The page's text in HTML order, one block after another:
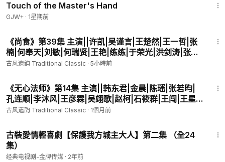
【剧情】
月牙（金晨 饰），两人为了求生，搭伴去小军阀顾大人（王彦霖
饰）家中捉鬼，结果不慎触动机关，放出了封印百年的妖人岳绮
罗（陈瑶 饰）。岳绮罗深爱无心，双方展开了残酷的争斗与追
逐，最后岳绮罗设计害死了无心所爱的月牙，无心悲愤难言，拼
了。
#无心法师 #韩东君 #金晨 #陈瑶
电视剧
****************************************************
✧神游千古返本归真✧
Touch of the Master's Hand
GJW+ · 1星期前
《尚食》第39集 主演||许凯|吴谨言|王楚然|王一哲|张
楠|何奉天|刘敏|何瑞贤|王艳|练练|于荣光|洪剑涛|张芷
溪|王雨|邓莎|程莉莎 导演||王威|白云默 编剧||周末
古风遗韵 Traditional Classic · 5小時前
《无心法师》第14集 主演||韩东君|金晨|陈瑶|张若昀|
孔连顺|李沐风|王彦霖|吴翊歌|赵柯|石筱群|王闯|王星
瀚|蒋中炜|王妍苏 原作||尼罗 监制||李国立 导演||林玉
古风遗韵 Traditional Classic · 1個月前
古裝愛情輕喜劇【保護我方城主大人】第二集 （全24
集）
经典电视剧-金牌传媒 · 2年前